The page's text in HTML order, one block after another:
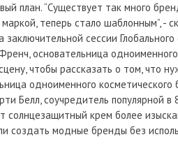
план. “Существует так много
теперь стало шаблонным”, -
сессии
основательница
чтобы рассказать о том, что
одноименного косметического
Белл, соучредитель популярной
солнцезащитный крем более
создать модные бренды без